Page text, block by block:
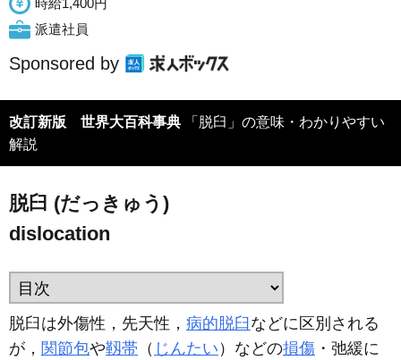
派遣社員
Sponsored by
改訂新版 世界大百科事典 「脱臼」の意味・わかりやすい
解説
脱臼 (だっきゅう)
dislocation
脱臼は外傷性，先天性， 病的脱臼 などに区別される
が， 関節包や靱帯 （ じんたい ）などの損傷 ・弛緩に